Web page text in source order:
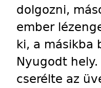
dolgozni,
ember
ki, a másikba
Nyugodt
cserélte az